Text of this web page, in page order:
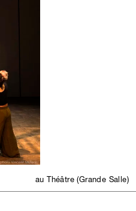
au Théâtre (Grande Salle)